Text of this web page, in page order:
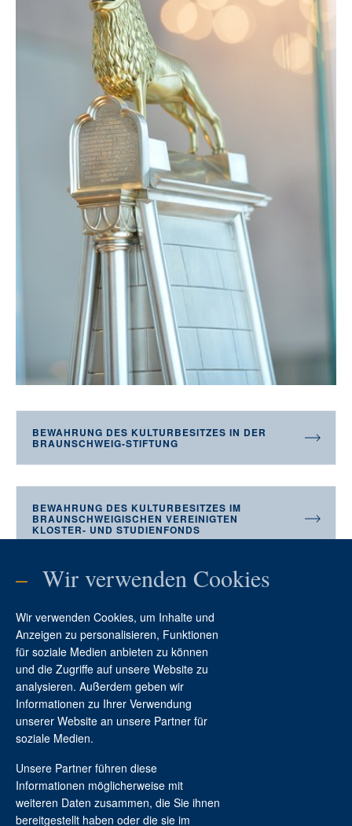
– Wir verwenden Cookies
Wir verwenden Cookies, um Inhalte und
Anzeigen zu personalisieren, Funktionen
für soziale Medien anbieten zu können
und die Zugriffe auf unsere Website zu
analysieren. Außerdem geben wir
Informationen zu Ihrer Verwendung
unserer Website an unsere Partner für
soziale Medien.
Unsere Partner führen diese
Informationen möglicherweise mit
weiteren Daten zusammen, die Sie ihnen
bereitgestellt haben oder die sie im
BEWAHRUNG DES KULTURBESITZES IN DER
BRAUNSCHWEIG-STIFTUNG
BEWAHRUNG DES KULTURBESITZES IM
BRAUNSCHWEIGISCHEN VEREINIGTEN
KLOSTER- UND STUDIENFONDS
Kontakt